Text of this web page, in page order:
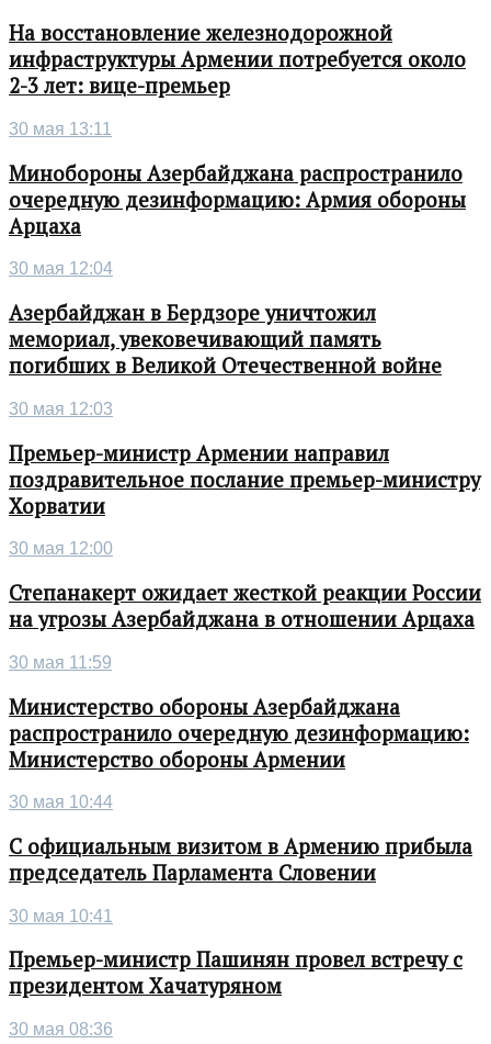
На восстановление железнодорожной
инфраструктуры Армении потребуется около
2-3 лет: вице-премьер
30 мая 13:11
Минобороны Азербайджана распространило
очередную дезинформацию: Армия обороны
Арцаха
30 мая 12:04
Азербайджан в Бердзоре уничтожил
мемориал, увековечивающий память
погибших в Великой Отечественной войне
30 мая 12:03
Премьер-министр Армении направил
поздравительное послание премьер-министру
Хорватии
30 мая 12:00
Степанакерт ожидает жесткой реакции России
на угрозы Азербайджана в отношении Арцаха
30 мая 11:59
Министерство обороны Азербайджана
распространило очередную дезинформацию:
Министерство обороны Армении
30 мая 10:44
С официальным визитом в Армению прибыла
председатель Парламента Словении
30 мая 10:41
Премьер-министр Пашинян провел встречу с
президентом Хачатуряном
30 мая 08:36